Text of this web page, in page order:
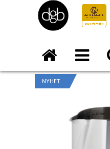
NYHET